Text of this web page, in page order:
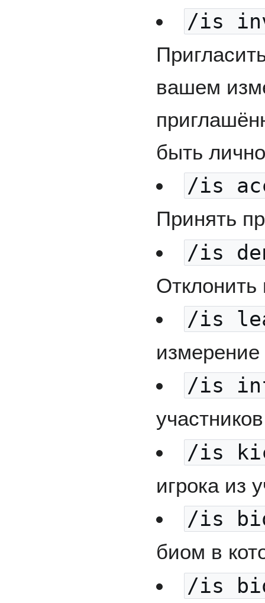
/is
вашем
быть
/is
Принять
/is
/is
измерение
/is
/is
игрока из
/is
биом в
/is